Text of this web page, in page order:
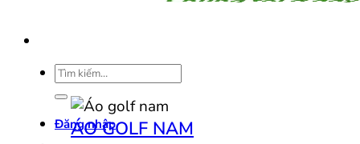
Tìm
Đăng nhập
ÁO GOLF NAM